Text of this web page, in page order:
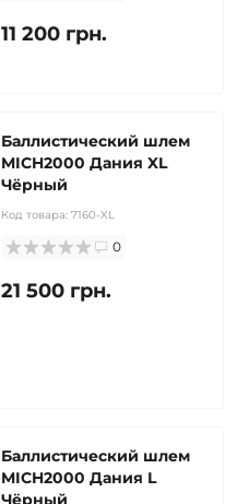
11 200 грн.
Баллистический шлем
MICH2000 Дания XL
Чёрный
Код товара: 7160-XL
0
21 500 грн.
Баллистический шлем
MICH2000 Дания L
Чёрный